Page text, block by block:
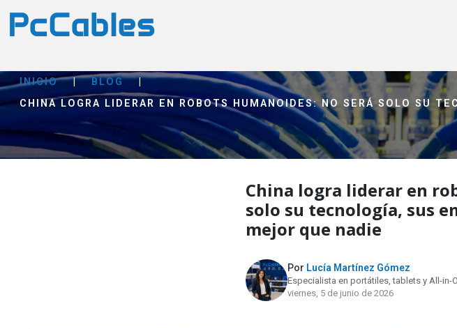
INICIO | BLOG
|
CHINA LOGRA LIDERAR EN ROBOTS HUMANOIDES: NO SERÁ SOLO SU
China logra liderar en
solo su tecnología, sus
mejor que nadie
Por Lucía Martínez Gómez
Especialista en portátiles, tablets y All-in-
viernes, 5 de junio de 2026